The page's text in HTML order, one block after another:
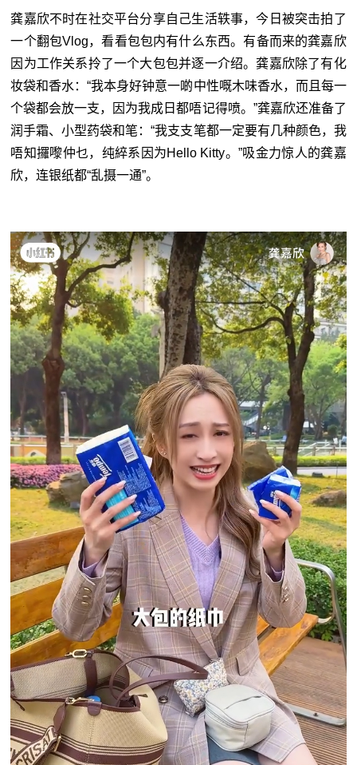
龚嘉欣不时在社交平台分享自己生活轶事，今日被突击拍了
一个翻包Vlog，看看包包内有什么东西。有备而来的龚嘉欣
因为工作关系拎了一个大包包并逐一介绍。龚嘉欣除了有化
妆袋和香水：“我本身好钟意一啲中性嘅木味香水，而且每一
个袋都会放一支，因为我成日都唔记得喷。”龚嘉欣还准备了
润手霜、小型药袋和笔：“我支支笔都一定要有几种颜色，我
唔知攞嚟仲乜，纯綷系因为Hello Kitty。”吸金力惊人的龚嘉
欣，连银纸都“乱摄一通”。